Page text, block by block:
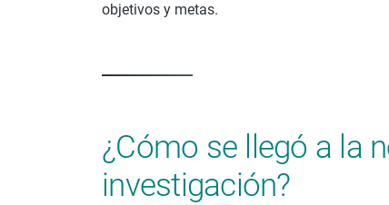
objetivos y metas.
¿Cómo se llegó a la
investigación?